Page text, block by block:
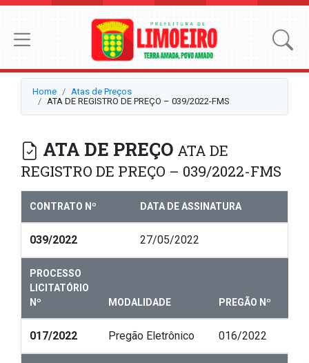
Home
Atas de Preços
ATA DE REGISTRO DE PREÇO – 039/2022-FMS
ATA DE PREÇO ATA DE
REGISTRO DE PREÇO – 039/2022-FMS
CONTRATO Nº DATA DE ASSINATURA
039/2022 27/05/2022
PROCESSO
LICITATÓRIO
Nº
MODALIDADE PREGÃO Nº
017/2022 Pregão Eletrônico 016/2022